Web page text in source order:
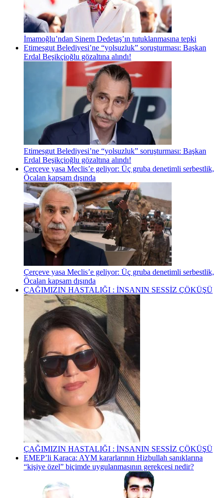
İmamoğlu’ndan Sinem Dedetaş’ın tutuklanmasına tepki
Etimesgut Belediyesi’ne “yolsuzluk” soruşturması: Başkan
Erdal Beşikçioğlu gözaltına alındı!
Etimesgut Belediyesi’ne “yolsuzluk” soruşturması: Başkan
Erdal Beşikçioğlu gözaltına alındı!
Çerçeve yasa Meclis’e geliyor: Üç gruba denetimli serbestlik,
Öcalan kapsam dışında
Çerçeve yasa Meclis’e geliyor: Üç gruba denetimli serbestlik,
Öcalan kapsam dışında
ÇAĞIMIZIN HASTALIĞI : İNSANIN SESSİZ ÇÖKÜŞÜ
ÇAĞIMIZIN HASTALIĞI : İNSANIN SESSİZ ÇÖKÜŞÜ
EMEP’li Karaca: AYM kararlarının Hizbullah sanıklarına
“kişiye özel” biçimde uygulanmasının gerekçesi nedir?